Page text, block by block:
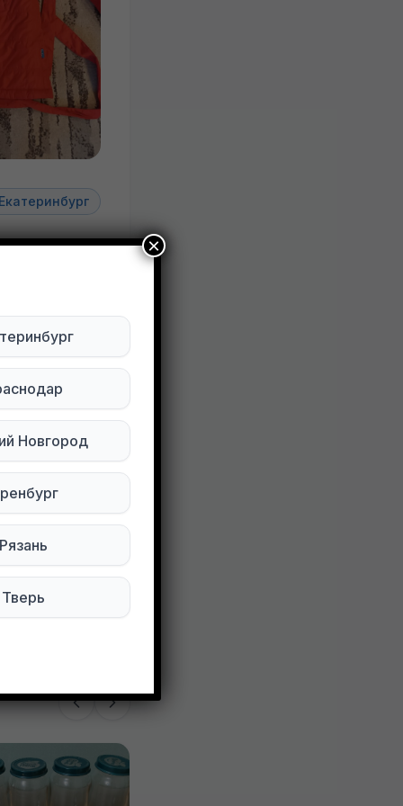
Екатеринбург
Будьте внимательны. Не переходите по ссылкам, если вам предлагают в личной переписке с дарителем оплаты доставки, брони, предоплаты или установки стороннего приложения, удалите переписку и заблокируйте пользователя. Обо всех таких постах сообщайте
Новгород
Рязань
Тверь
×